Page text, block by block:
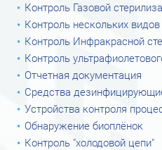
Контроль Газовой
Контроль нескольких
Контроль Инфракрасной
Контроль
Отчетная документация
Средства
Устройства контроля
Обнаружение биоплёнок
Контроль "холодовой цепи"